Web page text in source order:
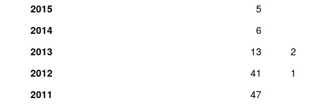
2015
5
2014
6
2013
13
2
2012
41
1
2011
47